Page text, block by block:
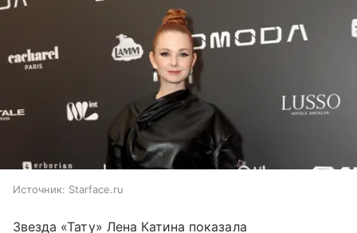
Источник: Starface.ru
Звезда «Тату» Лена Катина показала